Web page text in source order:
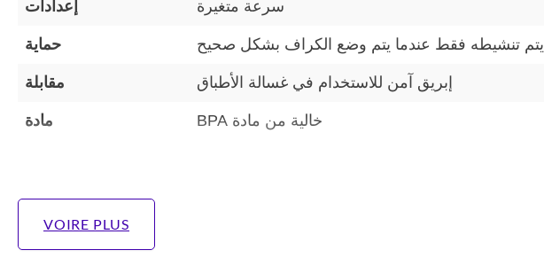
إعدادات سرعة متغيرة
حماية يتم تنشيطه فقط عندما يتم وضع الكراف بشكل صحيح
مقابلة إبريق آمن للاستخدام في غسالة الأطباق
مادة خالية من مادة BPA
VOIRE PLUS